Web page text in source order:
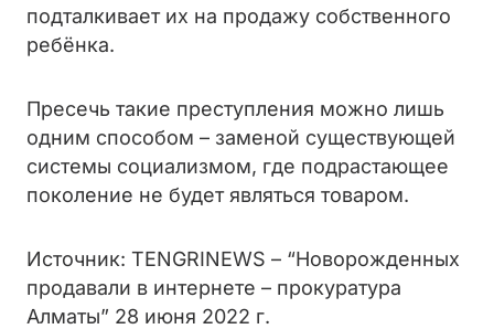
подталкивает их на продажу собственного
ребёнка.
Пресечь такие преступления можно лишь
одним способом – заменой существующей
системы социализмом, где подрастающее
поколение не будет являться товаром.
Источник: TENGRINEWS – “Новорожденных
продавали в интернете – прокуратура
Алматы” 28 июня 2022 г.